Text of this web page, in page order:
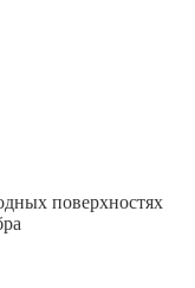
поверхностях